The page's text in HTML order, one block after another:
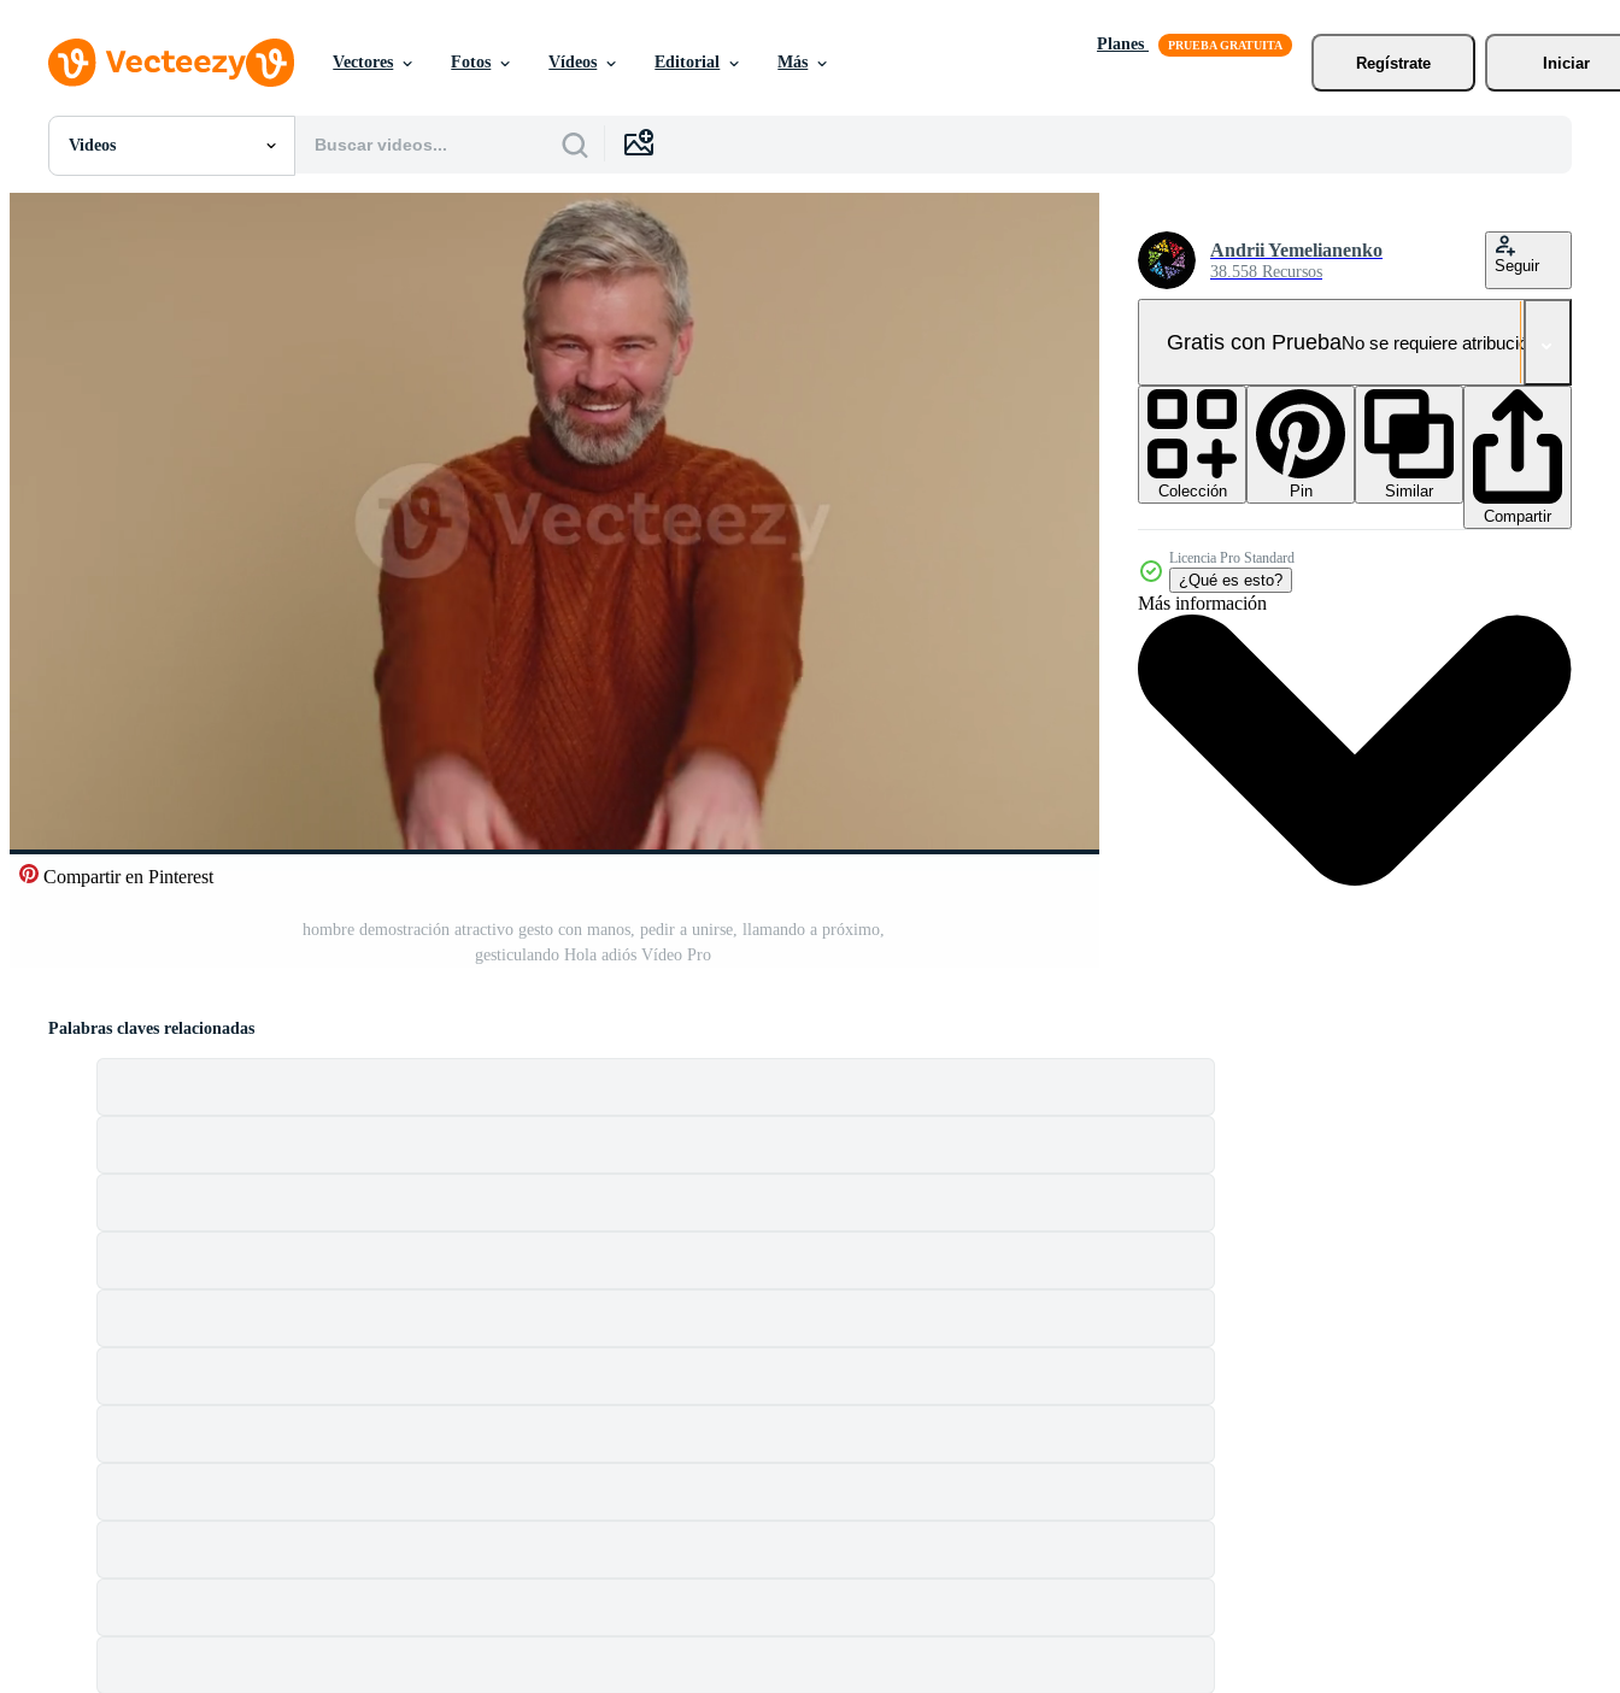
Vectores Fotos Vídeos Editorial Más
Planes
Regístrate
Iniciar
Videos
Todas Imágenes
Compartir en Pinterest
hombre demostración atractivo gesto con manos, pedir a unirse, llamando a próximo,
gesticulando Hola adiós Vídeo Pro
Andrii Yemelianenko
38.558 Recursos Seguir
Gratis con PruebaNo se requiere atribución!
Colección Pin
Similar
Compartir
Licencia Pro Standard
¿Qué es esto?
Más información
Palabras claves relacionadas